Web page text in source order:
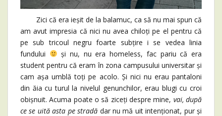
Zici că era ieșit de la balamuc, ca să nu mai spun că
am avut impresia că nici nu avea chiloți pe el pentru că
pe sub tricoul negru foarte subțire i se vedea linia
fundului
și nu, nu era homeless, fac pariu că era
student pentru că eram în zona campusului universitar și
cam așa umblă toți pe acolo. Și nici nu erau pantaloni
din ăia cu turul la nivelul genunchilor, erau blugi cu croi
obișnuit. Acuma poate o să ziceți despre mine, vai, după
ce se uită asta pe stradă dar nu mă uit intenționat, pur și